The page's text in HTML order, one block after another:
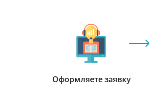
Оформляете заявку